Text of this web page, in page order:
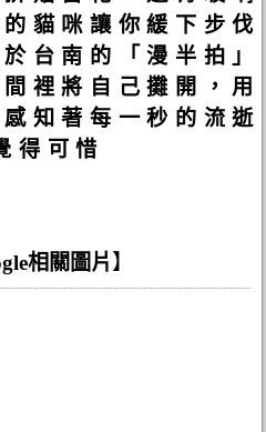
貓咪讓你緩下步伐
台南的「漫半拍」
裡將自己攤開，用
知著每一秒的流逝
得可惜
相關圖片】